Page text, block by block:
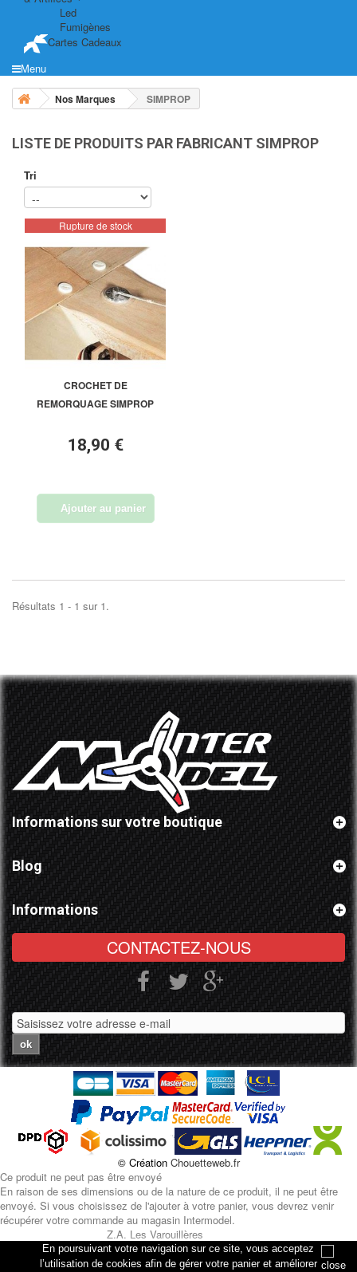
En poursuivant votre navigation sur ce site, vous acceptez
l’utilisation de cookies afin de gérer votre panier et améliorer
Led
Fumigènes
Cartes Cadeaux
Menu
Nos Marques SIMPROP
LISTE DE PRODUITS PAR FABRICANT SIMPROP
Tri
Rupture de stock
CROCHET DE
REMORQUAGE SIMPROP
18,90 €
Ajouter au panier
Résultats 1 - 1 sur 1.
Informations sur votre boutique
Blog
Informations
CONTACTEZ-NOUS
ok
© Création Chouetteweb.fr
Ce produit ne peut pas être envoyé
En raison de ses dimensions ou de la nature de ce produit, il ne peut être
envoyé. Si vous choisissez de l'ajouter à votre panier, vous devrez venir
récupérer votre commande au magasin Intermodel.
Z.A. Les Varouillères
rue des artisans
76330 Petiville